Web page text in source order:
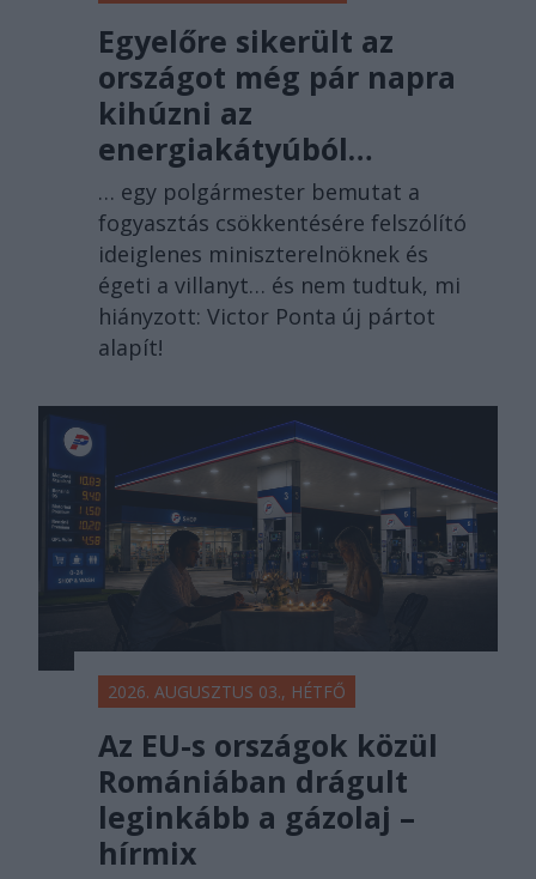
Egyelőre sikerült az
országot még pár napra
kihúzni az
energiakátyúból…
… egy polgármester bemutat a
fogyasztás csökkentésére felszólító
ideiglenes miniszterelnöknek és
égeti a villanyt… és nem tudtuk, mi
hiányzott: Victor Ponta új pártot
alapít!
2026. AUGUSZTUS 03., HÉTFŐ
Az EU-s országok közül
Romániában drágult
leginkább a gázolaj –
hírmix